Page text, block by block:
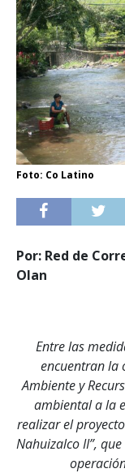
Foto: Co Latino
Por: Red de
Olan
Entre las
encuentran la
Ambiente y
ambiental a la
realizar el
Nahuizalco II”,